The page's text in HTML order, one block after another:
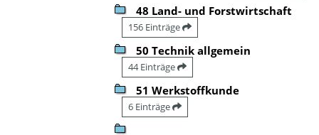
48 Land- und Forstwirtschaft
156 Einträge
50 Technik allgemein
44 Einträge
51 Werkstoffkunde
6 Einträge